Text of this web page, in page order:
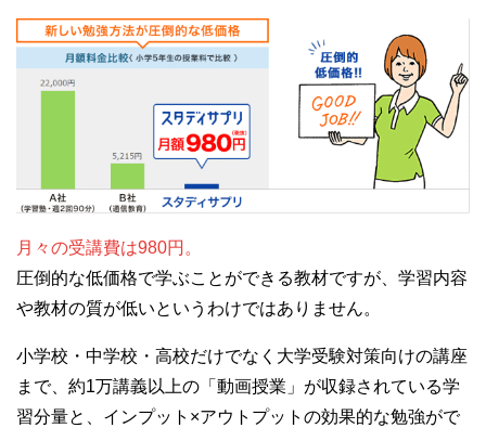
月々の受講費は980円。
圧倒的な低価格で学ぶことができる教材ですが、学習内容
や教材の質が低いというわけではありません。
小学校・中学校・高校だけでなく大学受験対策向けの講座
まで、約1万講義以上の「動画授業」が収録されている学
習分量と、インプット×アウトプットの効果的な勉強がで